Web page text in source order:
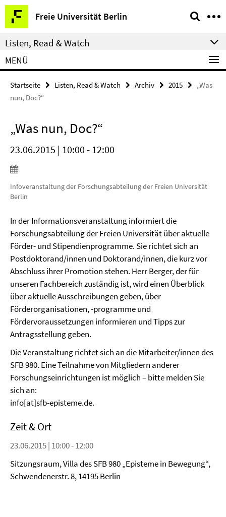
Springe
direkt
zu
Inhalt
Freie Universität Berlin
Service-
Navigation
Listen, Read & Watch
MENÜ
Startseite Listen, Read & Watch Archiv 2015
„Was
nun, Doc?“
„Was nun, Doc?“
23.06.2015 | 10:00 - 12:00
Infoveranstaltung der Forschungsabteilung der Freien Universität
Berlin
In der Informationsveranstaltung informiert die
Forschungsabteilung der Freien Universität über aktuelle
Förder- und Stipendienprogramme. Sie richtet sich an
Postdoktorand/innen und Doktorand/innen, die kurz vor
Abschluss ihrer Promotion stehen. Herr Berger, der für
unseren Fachbereich zuständig ist, wird einen Überblick
über aktuelle Ausschreibungen geben, über
Förderorganisationen, -programme und
Fördervoraussetzungen informieren und Tipps zur
Antragsstellung geben.
Die Veranstaltung richtet sich an die Mitarbeiter/innen des
SFB 980. Eine Teilnahme von Mitgliedern anderer
Forschungseinrichtungen ist möglich – bitte melden Sie
sich an:
info[at]sfb-episteme.de.
Zeit & Ort
23.06.2015 | 10:00 - 12:00
Sitzungsraum, Villa des SFB 980 „Episteme in Bewegung“,
Schwendenerstr. 8, 14195 Berlin